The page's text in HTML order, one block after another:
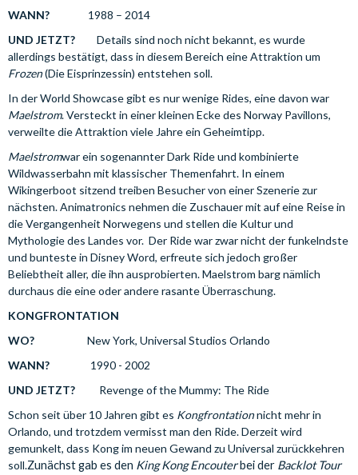
WANN?
1988 – 2014
UND JETZT?
Details sind noch nicht bekannt, es wurde
allerdings bestätigt, dass in diesem Bereich eine Attraktion um
Frozen(Die Eisprinzessin) entstehen soll.
In der World Showcase gibt es nur wenige Rides, eine davon war
Maelstrom. Versteckt in einer kleinen Ecke des Norway Pavillons,
verweilte die Attraktion viele Jahre ein Geheimtipp.
Maelstromwar ein sogenannter Dark Ride und kombinierte
Wildwasserbahn mit klassischer Themenfahrt. In einem
Wikingerboot sitzend treiben Besucher von einer Szenerie zur
nächsten. Animatronics nehmen die Zuschauer mit auf eine Reise in
die Vergangenheit Norwegens und stellen die Kultur und
Mythologie des Landes vor. Der Ride war zwar nicht der funkelndste
und bunteste in Disney Word, erfreute sich jedoch großer
Beliebtheit aller, die ihn ausprobierten. Maelstrom barg nämlich
durchaus die eine oder andere rasante Überraschung.
KONGFRONTATION
WO? New York, Universal Studios Orlando
WANN?
1990 - 2002
UND JETZT?
Revenge of the Mummy: The Ride
Schon seit über 10 Jahren gibt es Kongfrontationnicht mehr in
Orlando, und trotzdem vermisst man den Ride. Derzeit wird
gemunkelt, dass Kong im neuen Gewand zu Universal zurückkehren
soll.Zunächst gab es den King Kong Encouterbei der Backlot Tour